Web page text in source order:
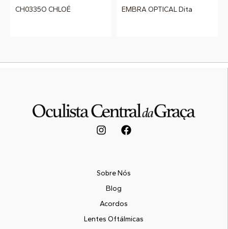
CH0335O CHLOÉ EMBRA OPTICAL Dita
Sobre Nós
Blog
Acordos
Lentes Oftálmicas